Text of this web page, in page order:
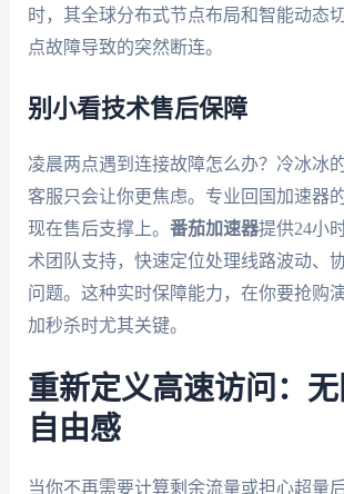
时，其全球分布式节点布局和智能动态
点故障导致的突然断连。
别小看技术售后保障
凌晨两点遇到连接故障怎么办？冷冰冰
客服只会让你更焦虑。专业回国加速器
现在售后支撑上。 番茄加速器提供24小
术团队支持，快速定位处理线路波动、
问题。这种实时保障能力，在你要抢购
加秒杀时尤其关键。
重新定义高速访问：
自由感
当你不再需要计算剩余流量或担心超量